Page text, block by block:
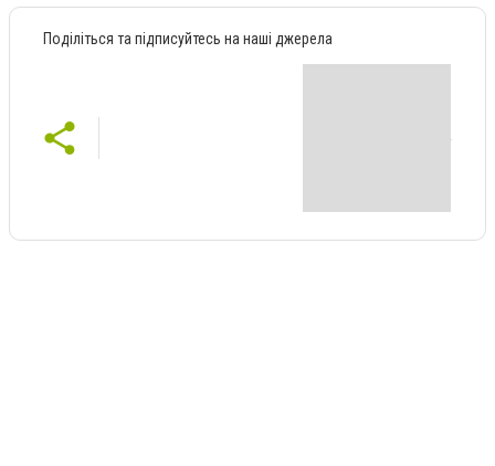
Поділіться та підписуйтесь на наші джерела